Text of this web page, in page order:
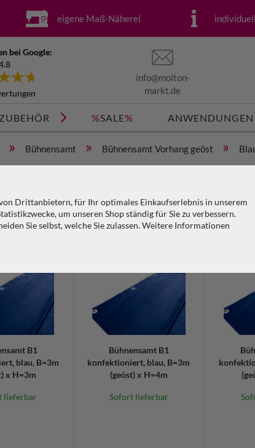
Drittanbietern, für Ihr optimales Einkaufserlebnis in unserem
um unseren Shop ständig für Sie zu verbessern.
Sie selbst, welche Sie zulassen. Weitere Informationen
eigene Maß-Näherei
bei Google:
info@molton-
markt.de
ZUBEHÖR %SALE% ANWENDUNGEN
» Bühnensamt » Bühnensamt Vorhang geöst »
Farbe Stoffart Ausführung
Länge / Höhe Stoffbeschaffenheit
B1
blau, B=3m
x H=3m
lieferbar
Bühnensamt B1
konfektioniert, blau, B=3m
(geöst) x H=4m
Sofort lieferbar